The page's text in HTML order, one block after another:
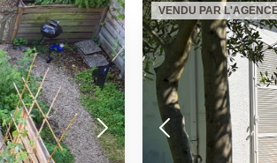
VENDU PAR